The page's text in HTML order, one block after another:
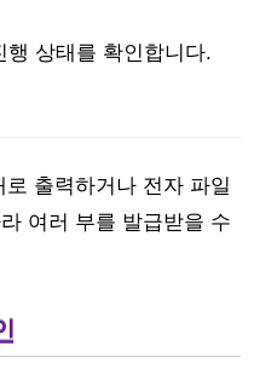
행 상태를 확인합니다.
출력하거나 전자 파일
여러 부를 발급받을 수